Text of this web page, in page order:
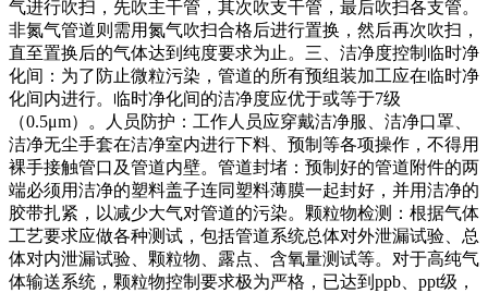
气进行吹扫，先吹主干管，其次吹支干管，最后吹扫各支管。
非氮气管道则需用氮气吹扫合格后进行置换，然后再次吹扫，
直至置换后的气体达到纯度要求为止。三、洁净度控制临时净
化间：为了防止微粒污染，管道的所有预组装加工应在临时净
化间内进行。临时净化间的洁净度应优于或等于7级
（0.5μm）。人员防护：工作人员应穿戴洁净服、洁净口罩、
洁净无尘手套在洁净室内进行下料、预制等各项操作，不得用
裸手接触管口及管道内壁。管道封堵：预制好的管道附件的两
端必须用洁净的塑料盖子连同塑料薄膜一起封好，并用洁净的
胶带扎紧，以减少大气对管道的污染。颗粒物检测：根据气体
工艺要求应做各种测试，包括管道系统总体对外泄漏试验、总
体对内泄漏试验、颗粒物、露点、含氧量测试等。对于高纯气
体输送系统，颗粒物控制要求极为严格，已达到ppb、ppt级，